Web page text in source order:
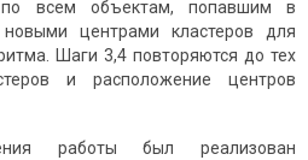
по всем объектам, попавшим в
центрами кластеров для
Шаги 3,4 повторяются до тех
и расположение центров
работы был реализован